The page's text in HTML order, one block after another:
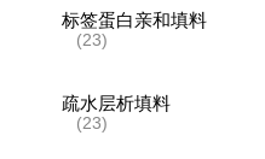
标签蛋白亲和填料
(23)
疏水层析填料
(23)